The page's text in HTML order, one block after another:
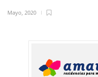
Mayo, 2020